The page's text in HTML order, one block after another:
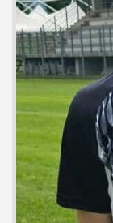
Giovanile
Video
Fotogallery